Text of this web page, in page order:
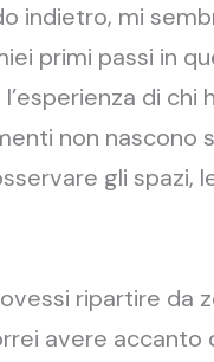
indietro, mi
primi passi in
l’esperienza di
non nascono
gli spazi,
ripartire da
avere accanto